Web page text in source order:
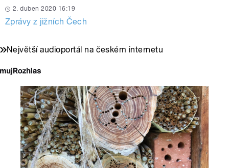
2. duben 2020 16:19
Zprávy z jižních Čech
Největší audioportál na českém internetu